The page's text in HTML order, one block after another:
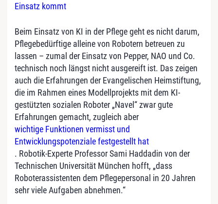
Einsatz kommt
Beim Einsatz von KI in der Pflege geht es nicht darum,
Pflegebedürftige alleine von Robotern betreuen zu
lassen – zumal der Einsatz von Pepper, NAO und Co.
technisch noch längst nicht ausgereift ist. Das zeigen
auch die Erfahrungen der Evangelischen Heimstiftung,
die im Rahmen eines Modellprojekts mit dem KI-
gestützten sozialen Roboter „Navel“ zwar gute
Erfahrungen gemacht, zugleich aber
wichtige Funktionen vermisst und
Entwicklungspotenziale festgestellt hat
. Robotik-Experte Professor Sami Haddadin von der
Technischen Universität München hofft, „dass
Roboterassistenten dem Pflegepersonal in 20 Jahren
sehr viele Aufgaben abnehmen.“